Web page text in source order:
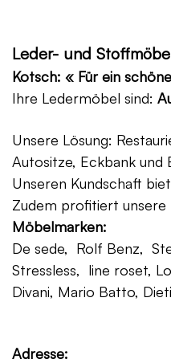
Leder- und
Kotsch: « Für ein
Ihre Ledermöbel sind:
Unsere Lösung:
Autositze, Eckbank und
Unseren Kundschaft
Zudem profitiert unsere
Möbelmarken:
De sede, Rolf Benz,
Stressless, line roset,
Divani, Mario Batto,
Adresse: